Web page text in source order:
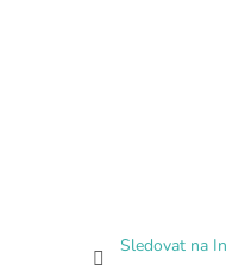
Sledovat na